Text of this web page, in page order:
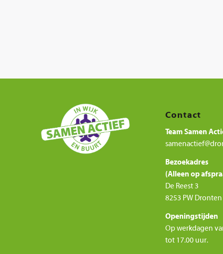
Contact
Team Samen
Bezoekadres
(Alleen op
De Reest 3
8253 PW Dronten
Openingstijden
Op werkdagen
tot 17.00 uur.